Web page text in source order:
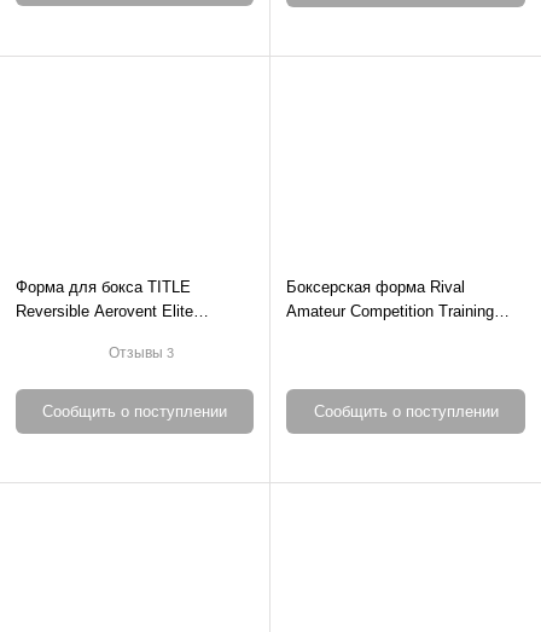
Форма для бокса TITLE
Reversible Aerovent Elite
Отзывы3
Сообщить о поступлении
Боксерская форма Rival
Amateur Competition Training
Сообщить о поступлении